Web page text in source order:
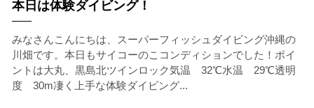
本日は体験ダイビング！
みなさんこんにちは、スーパーフィッシュダイビング沖縄の
川畑です。本日もサイコーのこコンディションでした！ポイ
ントは大丸、黒島北ツインロック気温 32℃水温 29℃透明
度 30m凄く上手な体験ダイビング...